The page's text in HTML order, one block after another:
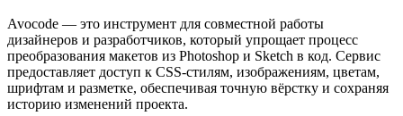
Avocode — это инструмент для совместной работы
дизайнеров и разработчиков, который упрощает процесс
преобразования макетов из Photoshop и Sketch в код. Сервис
предоставляет доступ к CSS-стилям, изображениям, цветам,
шрифтам и разметке, обеспечивая точную вёрстку и сохраняя
историю изменений проекта.